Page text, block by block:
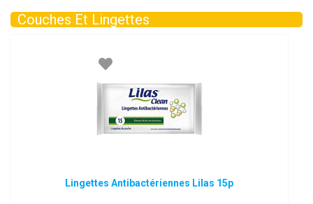
Couches Et Lingettes
Lingettes Antibactériennes Lilas 15p